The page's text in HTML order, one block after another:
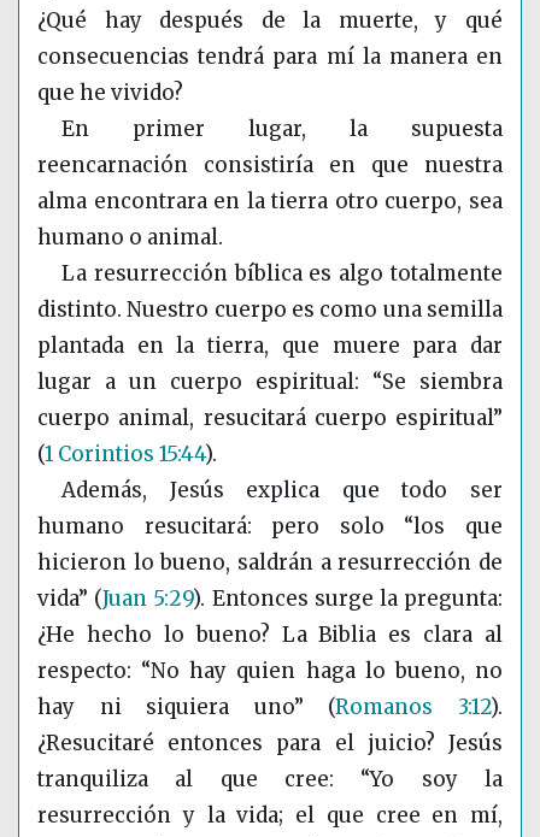
¿Qué hay después de la muerte, y qué
consecuencias tendrá para mí la manera en
que he vivido?
En primer lugar, la supuesta
reencarnación consistiría en que nuestra
alma encontrara en la tierra otro cuerpo, sea
humano o animal.
La resurrección bíblica es algo totalmente
distinto. Nuestro cuerpo es como una semilla
plantada en la tierra, que muere para dar
lugar a un cuerpo espiritual: “Se siembra
cuerpo animal, resucitará cuerpo espiritual”
(1 Corintios 15:44).
Además, Jesús explica que todo ser
humano resucitará: pero solo “los que
hicieron lo bueno, saldrán a resurrección de
vida” (Juan 5:29). Entonces surge la pregunta:
¿He hecho lo bueno? La Biblia es clara al
respecto: “No hay quien haga lo bueno, no
hay ni siquiera uno” (Romanos 3:12).
¿Resucitaré entonces para el juicio? Jesús
tranquiliza al que cree: “Yo soy la
resurrección y la vida; el que cree en mí,